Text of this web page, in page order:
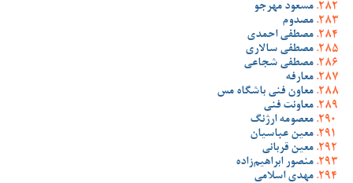
مسعود مهرجو
مصدوم
مصطفی احمدی
مصطفی سالاری
مصطفی شجاعی
معارفه
معاون فنی باشگاه مس
معاونت فنی
معصومه ارژنگ
معین عباسیان
معین قربانی
منصور ابراهیم‌زاده
مهدی اسلامی